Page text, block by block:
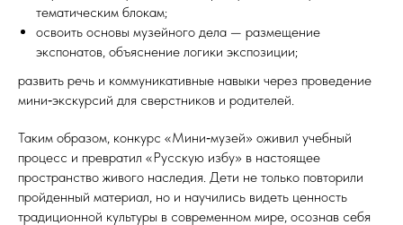
тематическим блокам;
освоить основы музейного дела — размещение
экспонатов, объяснение логики экспозиции;
развить речь и коммуникативные навыки через проведение
мини‑экскурсий для сверстников и родителей.
Таким образом, конкурс «Мини‑музей» оживил учебный
процесс и превратил «Русскую избу» в настоящее
пространство живого наследия. Дети не только повторили
пройденный материал, но и научились видеть ценность
традиционной культуры в современном мире, осознав себя